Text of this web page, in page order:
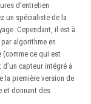
d’entretien
un spécialiste de la
Cependant, il est à
algorithme en
(comme ce qui est
capteur intégré à
la première version de
et donnant des